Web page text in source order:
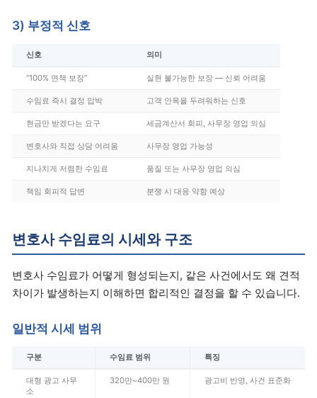
3) 부정적 신호
신호 의미
“100% 면책 보장” 실현 불가능한 보장 — 신뢰 어려움
수임료 즉시 결정 압박 고객 안목을 두려워하는 신호
현금만 받겠다는 요구 세금계산서 회피, 사무장 영업 의심
변호사와 직접 상담 어려움 사무장 영업 가능성
지나치게 저렴한 수임료 품질 또는 사무장 영업 의심
책임 회피적 답변 분쟁 시 대응 약함 예상
변호사 수임료의 시세와 구조
변호사 수임료가 어떻게 형성되는지, 같은 사건에서도 왜 견적
차이가 발생하는지 이해하면 합리적인 결정을 할 수 있습니다.
일반적 시세 범위
구분 수임료 범위 특징
대형 광고 사무
소
320만~400만 원 광고비 반영, 사건 표준화